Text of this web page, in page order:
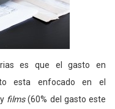
es que el gasto en
esta enfocado en el
films(60% del gasto este